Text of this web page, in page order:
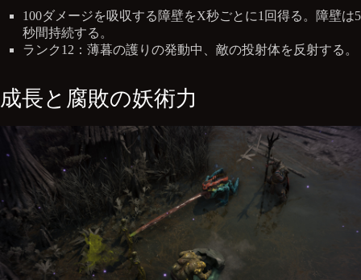
100ダメージを吸収する障壁をX秒ごとに1回得る。障壁は5
秒間持続する。
ランク12：薄暮の護りの発動中、敵の投射体を反射する。
成長と腐敗の妖術力